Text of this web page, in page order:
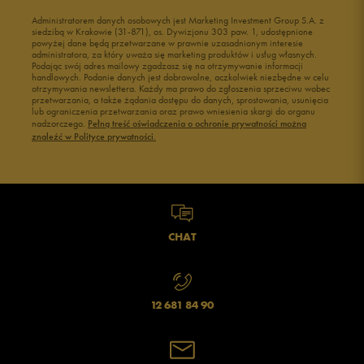
Administratorem danych osobowych jest Marketing Investment Group S.A. z
siedzibą w Krakowie (31-871), os. Dywizjonu 303 paw. 1, udostępnione
powyżej dane będą przetwarzane w prawnie uzasadnionym interesie
administratora, za który uważa się marketing produktów i usług własnych.
Podając swój adres mailowy zgadzasz się na otrzymywanie informacji
handlowych. Podanie danych jest dobrowolne, aczkolwiek niezbędne w celu
otrzymywania newslettera. Każdy ma prawo do zgłoszenia sprzeciwu wobec
przetwarzania, a także żądania dostępu do danych, sprostowania, usunięcia
lub ograniczenia przetwarzania oraz prawo wniesienia skargi do organu
nadzorczego. Pełną treść oświadczenia o ochronie prywatności można
znaleźć w Polityce prywatności.
CHAT
12 681 84 90